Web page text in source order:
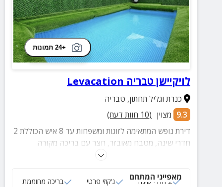
+24 תמונות
לויקיישן טבריה Levacation
כנרת וגליל תחתון, טבריה
9.3 מצוין (
10 חוות דעת)
דירת נופש המתאימה לזוגות ומשפחות עד 8 איש הכוללת 2
חדרי שינה, מטבח מאובזר, חצר עם בריכה מקורה
ומחוממת ומרפסת נוף עם ג'קוזי ופינות ישיבה. ניתן להגיע
מאפייני המתחם
2 חדרי שינה ג‘קוזי פרטי בריכה מחוממת